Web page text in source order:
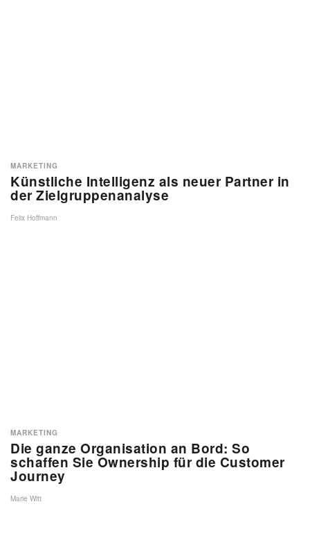
Künstliche Intelligenz als neuer Partner in
der Zielgruppenanalyse
MARKETING
Felix Hoffmann
Die ganze Organisation an Bord: So
schaffen Sie Ownership für die Customer
Journey
MARKETING
Marie Witt